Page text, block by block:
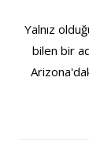
Yalnız
bilen bir